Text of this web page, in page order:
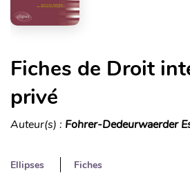
Fiches de Droit
privé
Auteur(s) : Fohrer-Dedeurwaerder
Ellipses
Fiches